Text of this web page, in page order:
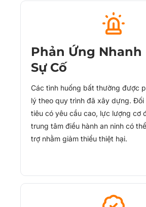
Phản Ứng Nhanh
Sự Cố
Các tình huống bất thường được
lý theo quy trình đã xây dựng. Đối
tiêu có yêu cầu cao, lực lượng cơ
trung tâm điều hành an ninh có
trợ nhằm giảm thiểu thiệt hại.